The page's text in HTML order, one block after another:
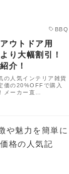
BBQ
ウトドア用
り大幅割引！
介！
の人気インテリア雑貨
価の20%OFFで購入
メーカー直…